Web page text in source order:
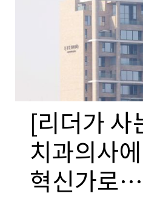
[리더가 사
치과의사
혁신가로